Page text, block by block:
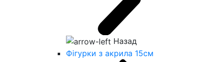
Назад
Фігурки з акрила 15см